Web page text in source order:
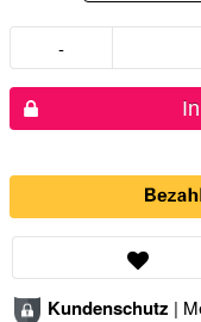
-
Kundenschutz |